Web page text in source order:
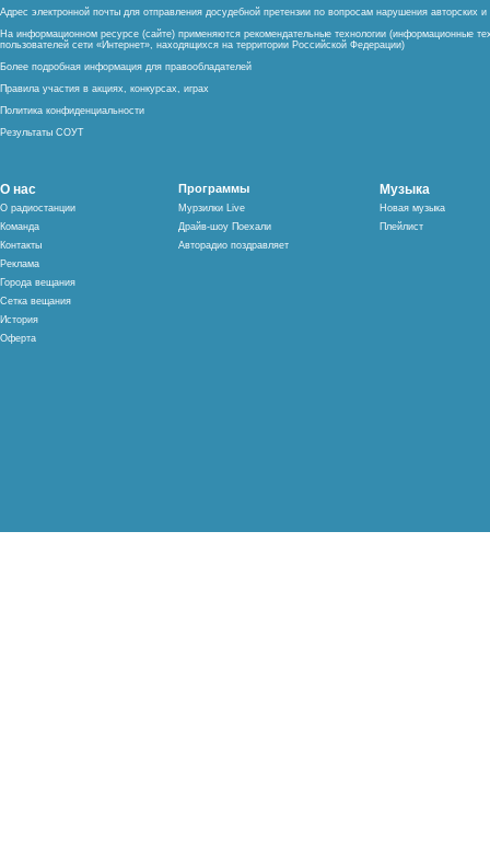
Адрес электронной почты для отправления досудебной претензии по вопросам нарушения авторских
На информационном ресурсе (сайте) применяются рекомендательные технологии (информационные
пользователей сети «Интернет», находящихся на территории Российской Федерации)
Более подробная информация для правообладателей
Правила участия в акциях, конкурсах, играх
Политика конфиденциальности
Результаты СОУТ
О нас
О радиостанции
Команда
Контакты
Реклама
Города вещания
Сетка вещания
История
Оферта
Программы
Мурзилки Live
Драйв-шоу Поехали
Авторадио поздравляет
Музыка
Новая музыка
Плейлист